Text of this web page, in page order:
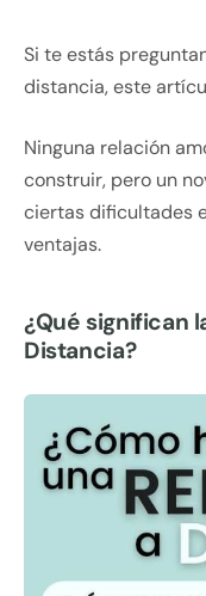
Si te estás
distancia, este
Ninguna relación
construir, pero un
ciertas dificultades
ventajas.
¿Qué significan
Distancia?